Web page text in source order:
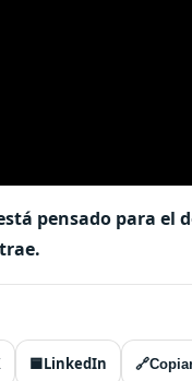
pensado para el
🟦LinkedIn 🔗